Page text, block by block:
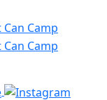
Camp
Camp